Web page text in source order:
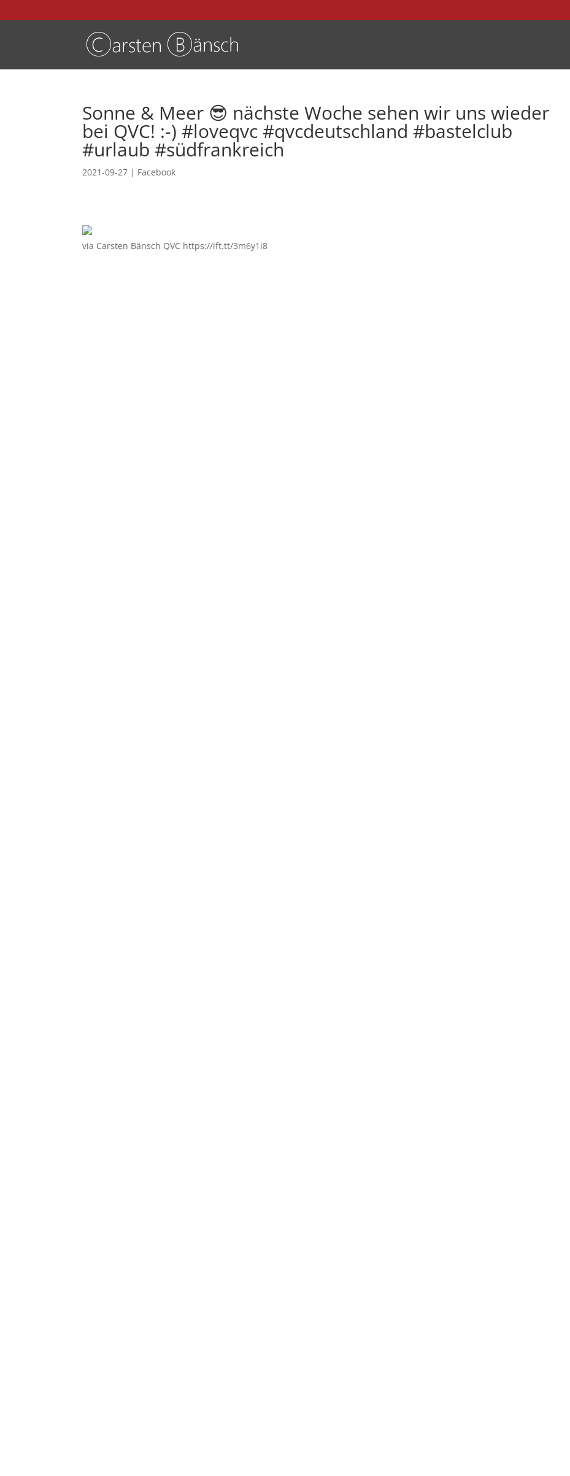
Sonne & Meer 😎 nächste Woche sehen wir uns wieder
bei QVC! :-) #loveqvc #qvcdeutschland #bastelclub
#urlaub #südfrankreich
2021-09-27 | Facebook
via Carsten Bänsch QVC https://ift.tt/3m6y1i8